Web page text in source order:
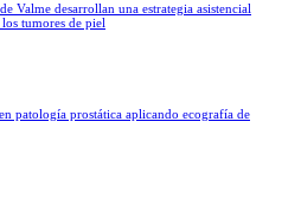
Valme desarrollan una estrategia asistencial
tumores de piel
patología prostática aplicando ecografía de